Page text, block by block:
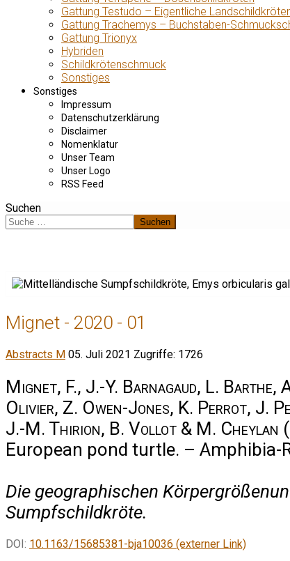
Gattung Testudo – Eigentliche
Gattung Trachemys – Buchstaben-
Gattung Trionyx
Hybriden
Schildkrötenschmuck
Sonstiges
Sonstiges
Impressum
Datenschutzerklärung
Disclaimer
Nomenklatur
Unser Team
Unser Logo
RSS Feed
Suchen
Suchen
Mignet - 2020 - 01
Abstracts M 05. Juli 2021 Zugriffe: 1726
Mignet, F., J.-Y. Barnagaud, L. Barthe,
Olivier, Z. Owen-Jones, K. Perrot, J.
J.-M. Thirion, B. Vollot & M. Cheylan
European pond turtle. – Amphibia-
Die geographischen
Sumpfschildkröte.
DOI: 10.1163/15685381-bja10036 (externer Link)